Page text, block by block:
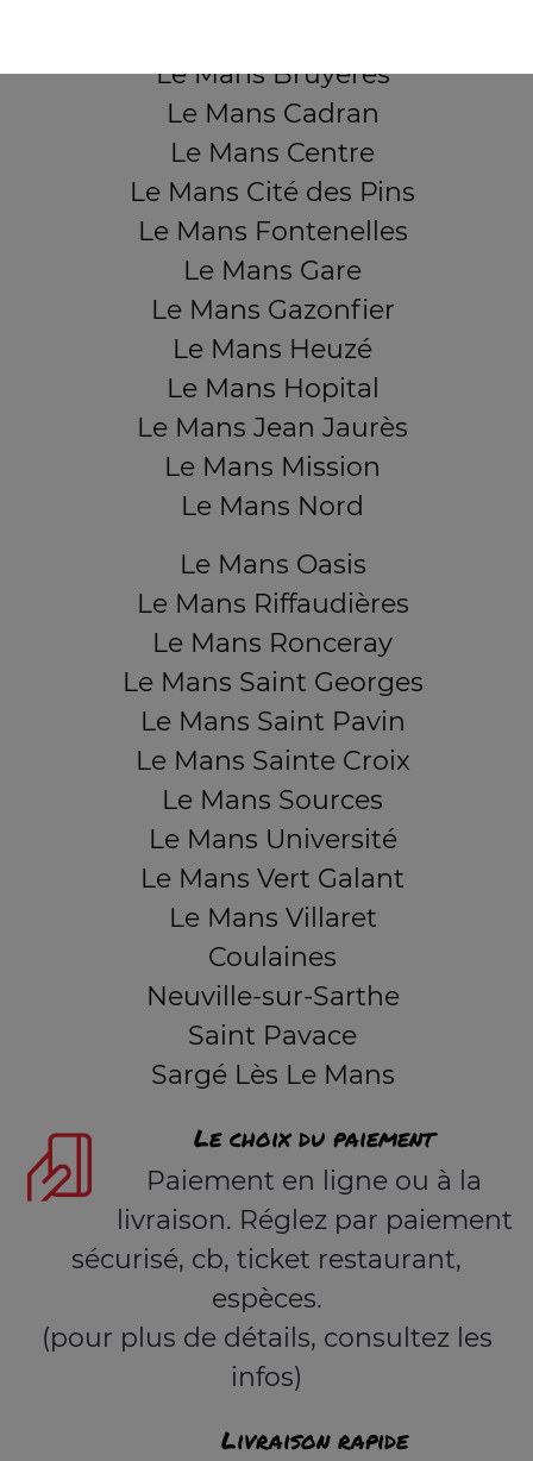
Le Mans Bruyères
Le Mans Cadran
Le Mans Centre
Le Mans Cité des Pins
Le Mans Fontenelles
Le Mans Gare
Le Mans Gazonfier
Le Mans Heuzé
Le Mans Hopital
Le Mans Jean Jaurès
Le Mans Mission
Le Mans Nord
Le Mans Oasis
Le Mans Riffaudières
Le Mans Ronceray
Le Mans Saint Georges
Le Mans Saint Pavin
Le Mans Sainte Croix
Le Mans Sources
Le Mans Université
Le Mans Vert Galant
Le Mans Villaret
Coulaines
Neuville-sur-Sarthe
Saint Pavace
Sargé Lès Le Mans
Le choix du paiement
Paiement en ligne ou à la
livraison. Réglez par paiement
sécurisé, cb, ticket restaurant,
espèces.
(pour plus de détails, consultez les
infos)
Livraison rapide